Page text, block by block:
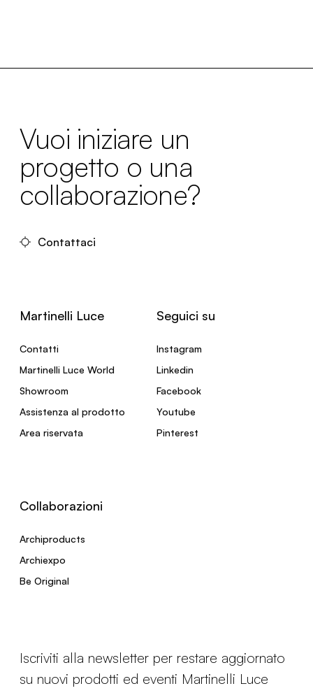
Vuoi iniziare un
progetto o una
collaborazione?
Contattaci
Martinelli Luce
Contatti
Martinelli Luce World
Showroom
Assistenza al prodotto
Area riservata
Seguici su
Instagram
Linkedin
Facebook
Youtube
Pinterest
Collaborazioni
Archiproducts
Archiexpo
Be Original
Iscriviti alla newsletter per restare aggiornato
su nuovi prodotti ed eventi Martinelli Luce